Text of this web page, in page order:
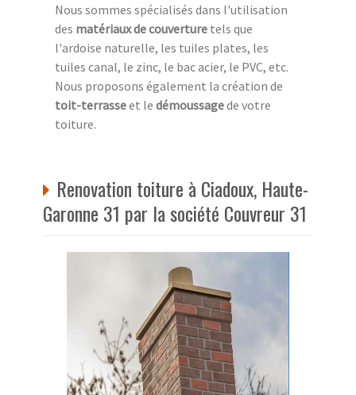
Nous sommes spécialisés dans l'utilisation
des matériaux de couverture tels que
l'ardoise naturelle, les tuiles plates, les
tuiles canal, le zinc, le bac acier, le PVC, etc.
Nous proposons également la création de
toit-terrasseet le démoussagede votre
toiture.
Renovation toiture à Ciadoux, Haute-
Garonne 31 par la société Couvreur 31